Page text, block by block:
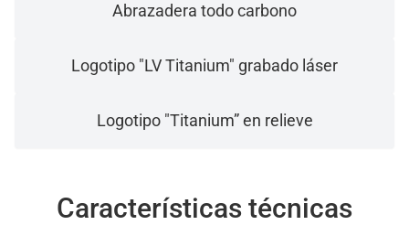
Abrazadera todo carbono
Logotipo "LV Titanium" grabado láser
Logotipo "Titanium” en relieve
Características técnicas